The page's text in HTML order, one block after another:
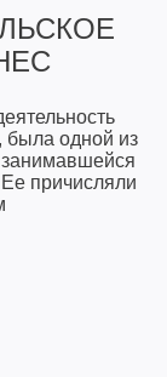
была одной из
причисляли